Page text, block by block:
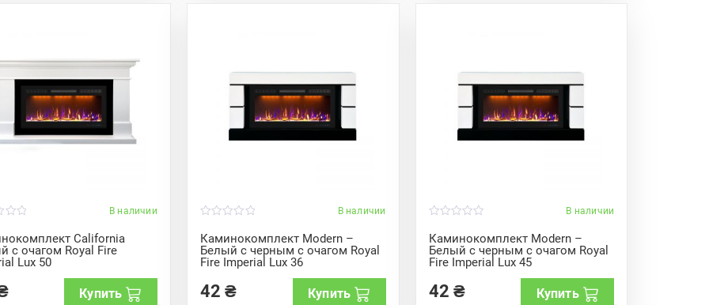
В наличии
California
с очагом Royal Fire
Lux 50
Купить
В наличии
Каминокомплект Modern –
Белый с черным с очагом Royal
Fire Imperial Lux 36
o
u
t
o
42₴ Купить
В наличии
Каминокомплект Modern –
Белый с черным с очагом Royal
Fire Imperial Lux 45
o
u
t
o
42₴ Купить